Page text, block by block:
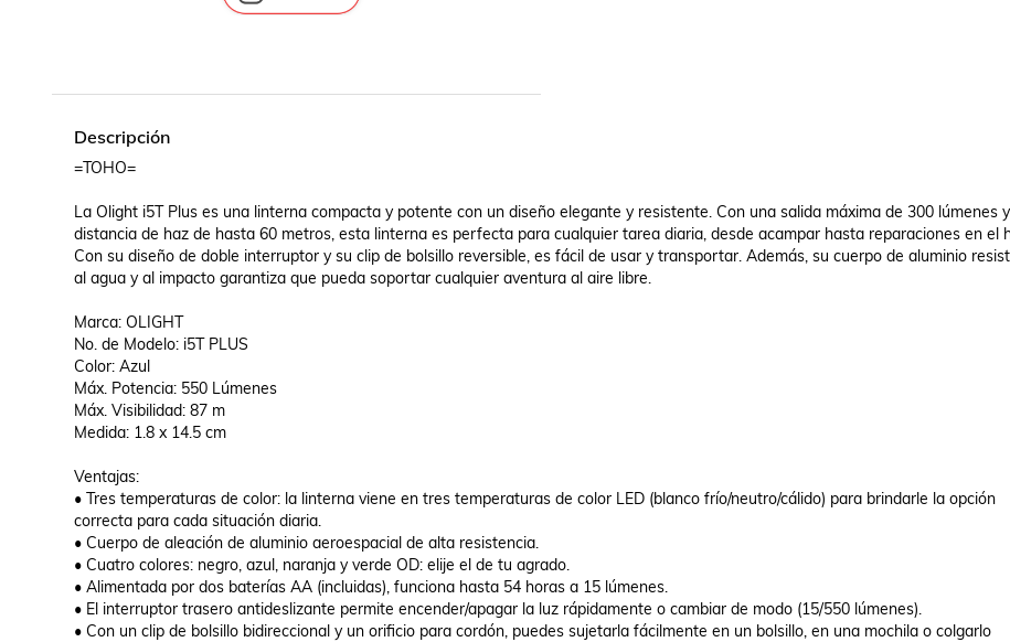
Descripción
=TOHO=
La Olight i5T Plus es una linterna compacta y potente con un diseño elegante y resistente. Con una salida máxima de 300 lúmenes
distancia de haz de hasta 60 metros, esta linterna es perfecta para cualquier tarea diaria, desde acampar hasta reparaciones en el
Con su diseño de doble interruptor y su clip de bolsillo reversible, es fácil de usar y transportar. Además, su cuerpo de aluminio
al agua y al impacto garantiza que pueda soportar cualquier aventura al aire libre.
Marca: OLIGHT
No. de Modelo: i5T PLUS
Color: Azul
Máx. Potencia: 550 Lúmenes
Máx. Visibilidad: 87 m
Medida: 1.8 x 14.5 cm
Ventajas:
• Tres temperaturas de color: la linterna viene en tres temperaturas de color LED (blanco frío/neutro/cálido) para brindarle la opción
correcta para cada situación diaria.
• Cuerpo de aleación de aluminio aeroespacial de alta resistencia.
• Cuatro colores: negro, azul, naranja y verde OD: elije el de tu agrado.
• Alimentada por dos baterías AA (incluidas), funciona hasta 54 horas a 15 lúmenes.
• El interruptor trasero antideslizante permite encender/apagar la luz rápidamente o cambiar de modo (15/550 lúmenes).
• Con un clip de bolsillo bidireccional y un orificio para cordón, puedes sujetarla fácilmente en un bolsillo, en una mochila o colgarlo